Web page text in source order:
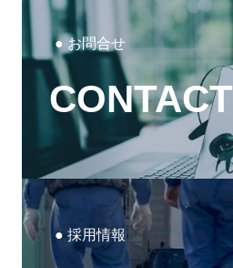
● お問合せ
CONTACT
O
u
t
e
● 採⽤情報